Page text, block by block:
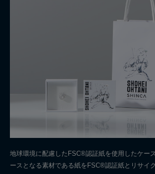
地球環境に配慮したFSC®認証紙を使用したケー
ースとなる素材である紙をFSC®認証紙とリサイ